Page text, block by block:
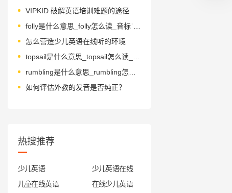
VIPKID 破解英语培训难题的途径
怎么营造少儿英语在线听的环境
如何评估外教的发音是否纯正？
热搜推荐
少儿英语
少儿英语在线
儿童在线英语
在线少儿英语